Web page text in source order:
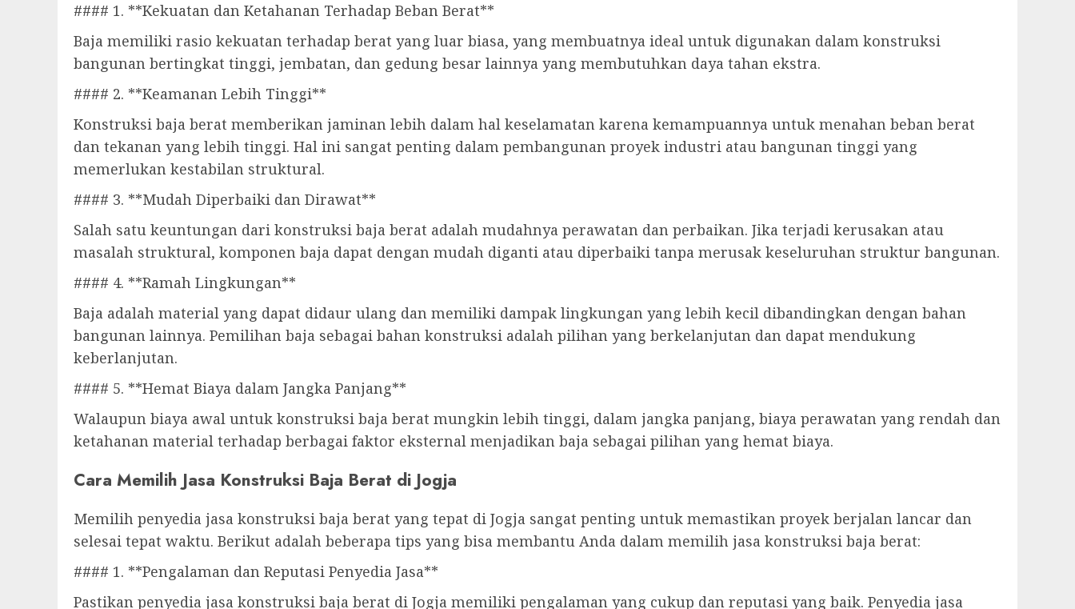
#### 1. **Kekuatan dan Ketahanan Terhadap Beban Berat**
Baja memiliki rasio kekuatan terhadap berat yang luar biasa, yang membuatnya ideal untuk digunakan dalam konstruksi
bangunan bertingkat tinggi, jembatan, dan gedung besar lainnya yang membutuhkan daya tahan ekstra.
#### 2. **Keamanan Lebih Tinggi**
Konstruksi baja berat memberikan jaminan lebih dalam hal keselamatan karena kemampuannya untuk menahan beban berat
dan tekanan yang lebih tinggi. Hal ini sangat penting dalam pembangunan proyek industri atau bangunan tinggi yang
memerlukan kestabilan struktural.
#### 3. **Mudah Diperbaiki dan Dirawat**
Salah satu keuntungan dari konstruksi baja berat adalah mudahnya perawatan dan perbaikan. Jika terjadi kerusakan atau
masalah struktural, komponen baja dapat dengan mudah diganti atau diperbaiki tanpa merusak keseluruhan struktur bangunan.
#### 4. **Ramah Lingkungan**
Baja adalah material yang dapat didaur ulang dan memiliki dampak lingkungan yang lebih kecil dibandingkan dengan bahan
bangunan lainnya. Pemilihan baja sebagai bahan konstruksi adalah pilihan yang berkelanjutan dan dapat mendukung
keberlanjutan.
#### 5. **Hemat Biaya dalam Jangka Panjang**
Walaupun biaya awal untuk konstruksi baja berat mungkin lebih tinggi, dalam jangka panjang, biaya perawatan yang rendah dan
ketahanan material terhadap berbagai faktor eksternal menjadikan baja sebagai pilihan yang hemat biaya.
Cara Memilih Jasa Konstruksi Baja Berat di Jogja
Memilih penyedia jasa konstruksi baja berat yang tepat di Jogja sangat penting untuk memastikan proyek berjalan lancar dan
selesai tepat waktu. Berikut adalah beberapa tips yang bisa membantu Anda dalam memilih jasa konstruksi baja berat:
#### 1. **Pengalaman dan Reputasi Penyedia Jasa**
Pastikan penyedia jasa konstruksi baja berat di Jogja memiliki pengalaman yang cukup dan reputasi yang baik. Penyedia jasa